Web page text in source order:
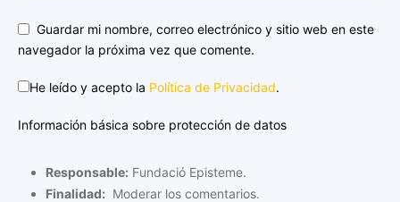
Guardar mi nombre, correo electrónico y sitio web en este
navegador la próxima vez que comente.
He leído y acepto la Política de Privacidad.
Información básica sobre protección de datos
Responsable: Fundació Episteme.
Finalidad: Moderar los comentarios.